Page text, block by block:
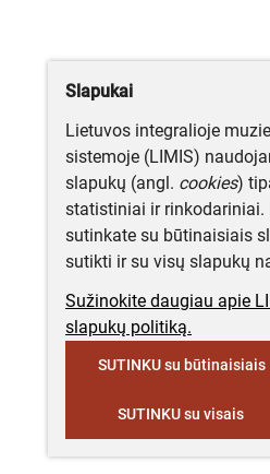
Slapukai
Lietuvos integralioje
sistemoje (LIMIS)
slapukų (angl. cookies)
statistiniai ir
sutinkate su būtinaisiais
sutikti ir su visų slapukų
Sužinokite daugiau apie
slapukų politiką.
SUTINKU su būtinaisiais
SUTINKU su visais